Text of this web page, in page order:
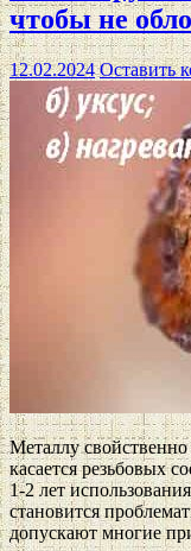
чтобы не
12.02.2024 Оставить
Металлу
касается резьбовых
1-2 лет
становится
допускают многие